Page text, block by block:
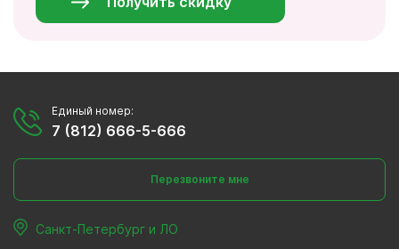
Единый номер:
7 (812) 666-5-666
Перезвоните мне
Санкт-Петербург и ЛО